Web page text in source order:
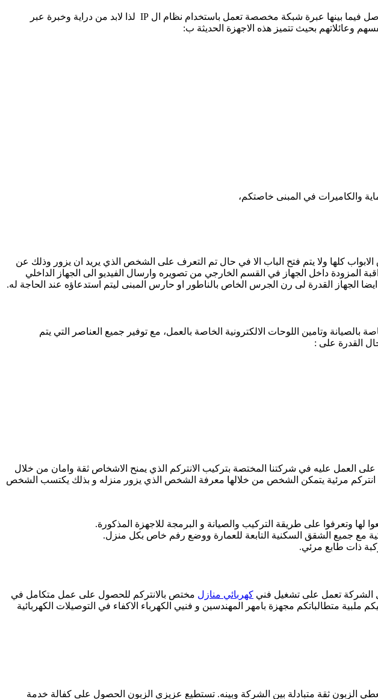
يحتاج تركيب الانتركم على قدرة عالية وخبرة جيدة في مجال تقنيات التركيب لان اجهزة الانتركم تعمل على التواصل فيما بينها عبرة شبكة مخصصة تعمل باستخدام نظام ال IP لذا لابد من دراية وخبرة عبر
وعائلاتهم بحيث تتميز هذه الاجهزة الحديثة ب:
والكاميرات في المبنى خاصتكم،
الابواب كلها ولا يتم فتح الباب الا في حال تم التعرف على الشخص الذي يريد ان يزور وذلك عن
داخل الجهاز في القسم الخارجي من تصويره وارسال الفيديو الى الجهاز الداخلي
الجهاز القدرة لى رن الجرس الخاص بالناطور او حارس المبنى ليتم استدعاؤه عند الحاجة له.
وتامين اللوحات الالكترونية الخاصة بالعمل، مع توفير جميع العناصر التي يتم
القدرة على :
على العمل عليه في شركتنا المختصة بتركيب الانتركم الذي يمنح الاشخاص ثقة وامان من خلال
انتركم مرئية يتمكن الشخص من خلالها معرفة الشخص الذي يزور منزله و بذلك يكتسب الشخص
وتعرفوا على طريقة التركيب والصيانة و البرمجة للاجهزة المذكورة.
مع جميع الشقق السكنية التابعة للعمارة ووضع رفم خاص بكل منزل.
ذات طابع مرئي.
الشركة تعمل على تشغيل فني كهربائي منازل مختص بالانتركم للحصول على عمل متكامل في
متطالباتكم مجهزة بامهر المهندسين و فنيي الكهرباء الاكفاء في التوصيلات الكهربائية
الزبون ثقة متبادلة بين الشركة وبينه. تستطيع عزيزي الزبون الحصول على كفالة خدمة